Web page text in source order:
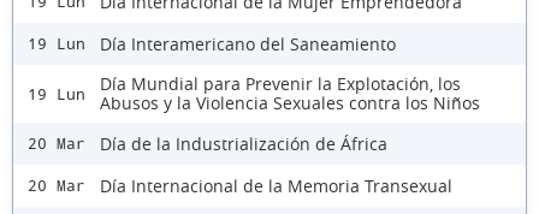
19 Lun Día Interamericano del Saneamiento
19 Lun
Día Mundial para Prevenir la Explotación, los
Abusos y la Violencia Sexuales contra los Niños
20 Mar Día de la Industrialización de África
20 Mar Día Internacional de la Memoria Transexual